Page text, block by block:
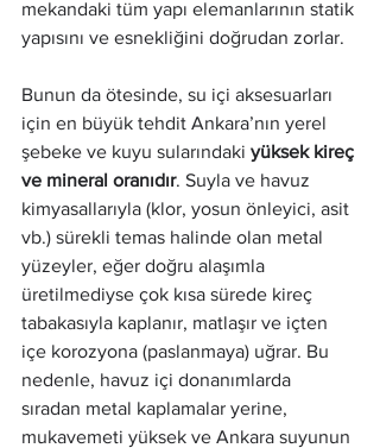
mekandaki tüm yapı elemanlarının statik
yapısını ve esnekliğini doğrudan zorlar.
Bunun da ötesinde, su içi aksesuarları
için en büyük tehdit Ankara’nın yerel
şebeke ve kuyu sularındaki yüksek kireç
ve mineral oranıdır. Suyla ve havuz
kimyasallarıyla (klor, yosun önleyici, asit
vb.) sürekli temas halinde olan metal
yüzeyler, eğer doğru alaşımla
üretilmediyse çok kısa sürede kireç
tabakasıyla kaplanır, matlaşır ve içten
içe korozyona (paslanmaya) uğrar. Bu
nedenle, havuz içi donanımlarda
sıradan metal kaplamalar yerine,
mukavemeti yüksek ve Ankara suyunun